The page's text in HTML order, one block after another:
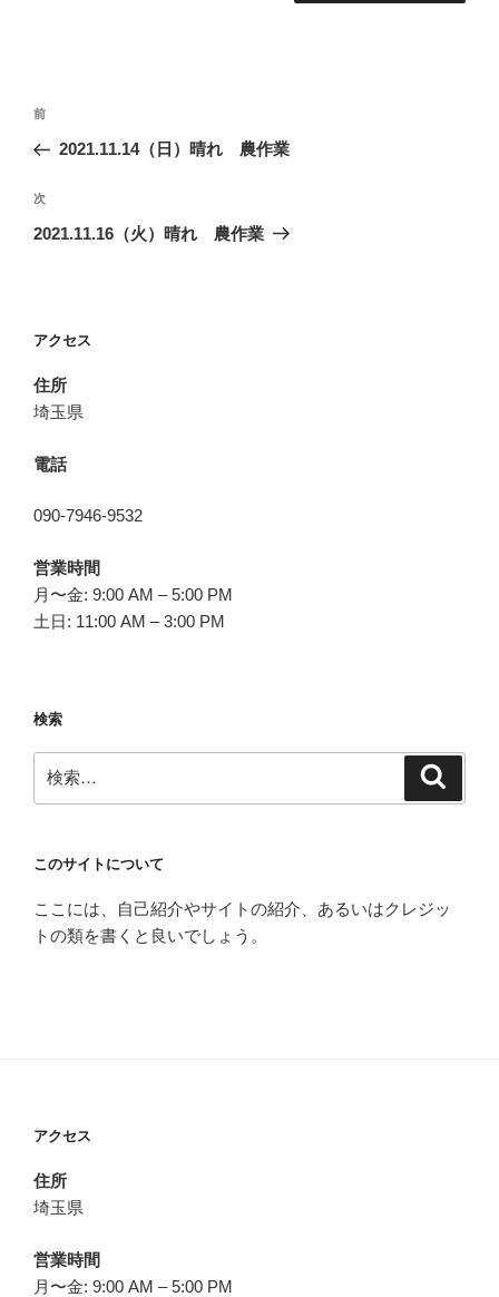
投
ナ
ビ
ゲ
ン
前
の
稿
前
2021.11.14（日）晴れ 農作業
次
の
次
2021.11.16（火）晴れ 農作業
アクセス
住所
埼玉県
電話
090-7946-9532
営業時間
月〜金: 9:00 AM – 5:00 PM
土日: 11:00 AM – 3:00 PM
検索
索:
このサイトについて
ここには、自己紹介やサイトの紹介、あるいはクレジッ
トの類を書くと良いでしょう。
アクセス
住所
埼玉県
営業時間
月〜金: 9:00 AM – 5:00 PM